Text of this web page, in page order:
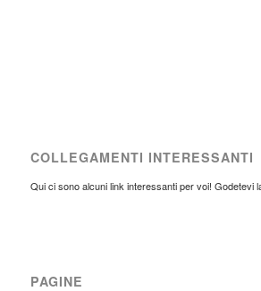
COLLEGAMENTI INTERESSANTI
Qui ci sono alcuni link interessanti per voi! Godetevi
PAGINE